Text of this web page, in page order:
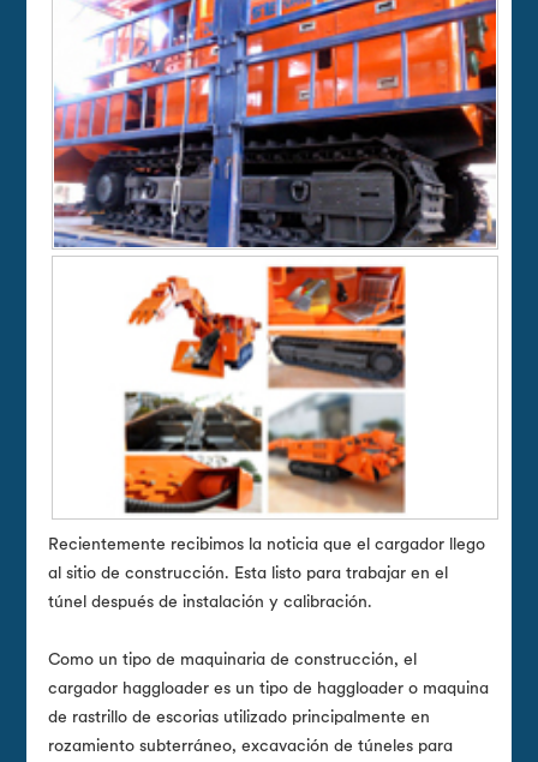
Recientemente recibimos la noticia que el cargador llego
al sitio de construcción. Esta listo para trabajar en el
túnel después de instalación y calibración.
Como un tipo de maquinaria de construcción, el
cargador haggloader es un tipo de haggloader o maquina
de rastrillo de escorias utilizado principalmente en
rozamiento subterráneo, excavación de túneles para